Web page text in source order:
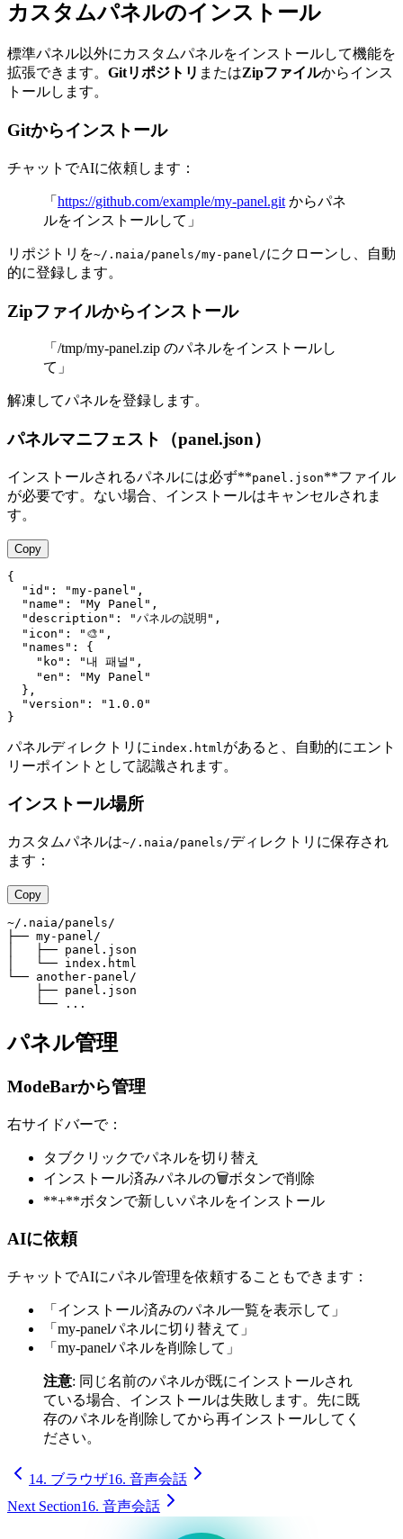
カスタムパネルのインストール
標準パネル以外にカスタムパネルをインストールして機能を
拡張できます。 Gitリポジトリ またはZipファイルからインス
トールします。
Gitからインストール
チャットでAIに依頼します：
「 https://github.com/example/my-panel.git からパネ
ルをインストールして」
リポジトリを~/.naia/panels/my-panel/にクローンし、自動
的に登録します。
Zipファイルからインストール
「/tmp/my-panel.zip のパネルをインストールし
て」
解凍してパネルを登録します。
パネルマニフェスト（panel.json）
インストールされるパネルには必ず**panel.json**ファイル
が必要です。ない場合、インストールはキャンセルされま
す。
Copy
{
  "id": "my-panel",
  "name": "My Panel",
  "description": "パネルの説明",
  "icon": "🎨",
  "names": {
    "ko": "내 패널",
    "en": "My Panel"
  },
  "version": "1.0.0"
パネルディレクトリに index.html があると、自動的にエント
リーポイントとして認識されます。
インストール場所
カスタムパネルは~/.naia/panels/ディレクトリに保存され
ます：
Copy
~/.naia/panels/
├── my-panel/
│   ├── panel.json
│   └── index.html
└── another-panel/
    ├── panel.json
パネル管理
ModeBarから管理
右サイドバーで：
タブクリックでパネルを切り替え
インストール済みパネルの🗑ボタンで削除
**+**ボタンで新しいパネルをインストール
AIに依頼
チャットでAIにパネル管理を依頼することもできます：
「インストール済みのパネル一覧を表示して」
「my-panelパネルに切り替えて」
「my-panelパネルを削除して」
注意: 同じ名前のパネルが既にインストールされ
ている場合、インストールは失敗します。先に既
存のパネルを削除してから再インストールしてく
ださい。
14. ブラウザ16. 音声会話
Next Section16. 音声会話